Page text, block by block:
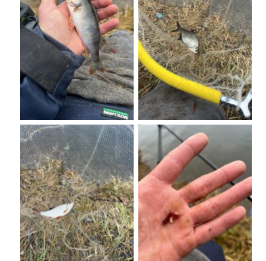
No Caption No Caption
No Caption No Caption